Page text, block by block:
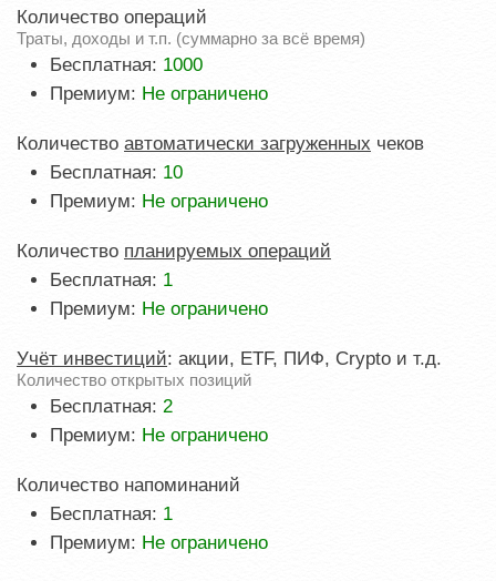
Количество операций
Траты, доходы и т.п. (суммарно за всё время)
Бесплатная: 1000
Премиум: Не ограничено
Количество автоматически загруженных чеков
Бесплатная: 10
Премиум: Не ограничено
Количество планируемых операций
Бесплатная: 1
Премиум: Не ограничено
Учёт инвестиций: акции, ETF, ПИФ, Crypto и т.д.
Количество открытых позиций
Бесплатная: 2
Премиум: Не ограничено
Количество напоминаний
Бесплатная: 1
Премиум: Не ограничено